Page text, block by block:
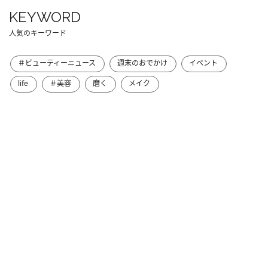
KEYWORD
人気のキーワード
＃ビューティーニュース 週末のおでかけ
イベント
life
＃美容 磨く メイク